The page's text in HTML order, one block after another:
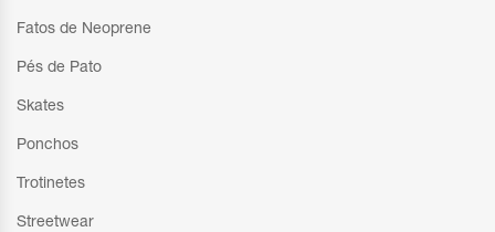
Fatos de Neoprene
Pés de Pato
Skates
Ponchos
Trotinetes
Streetwear